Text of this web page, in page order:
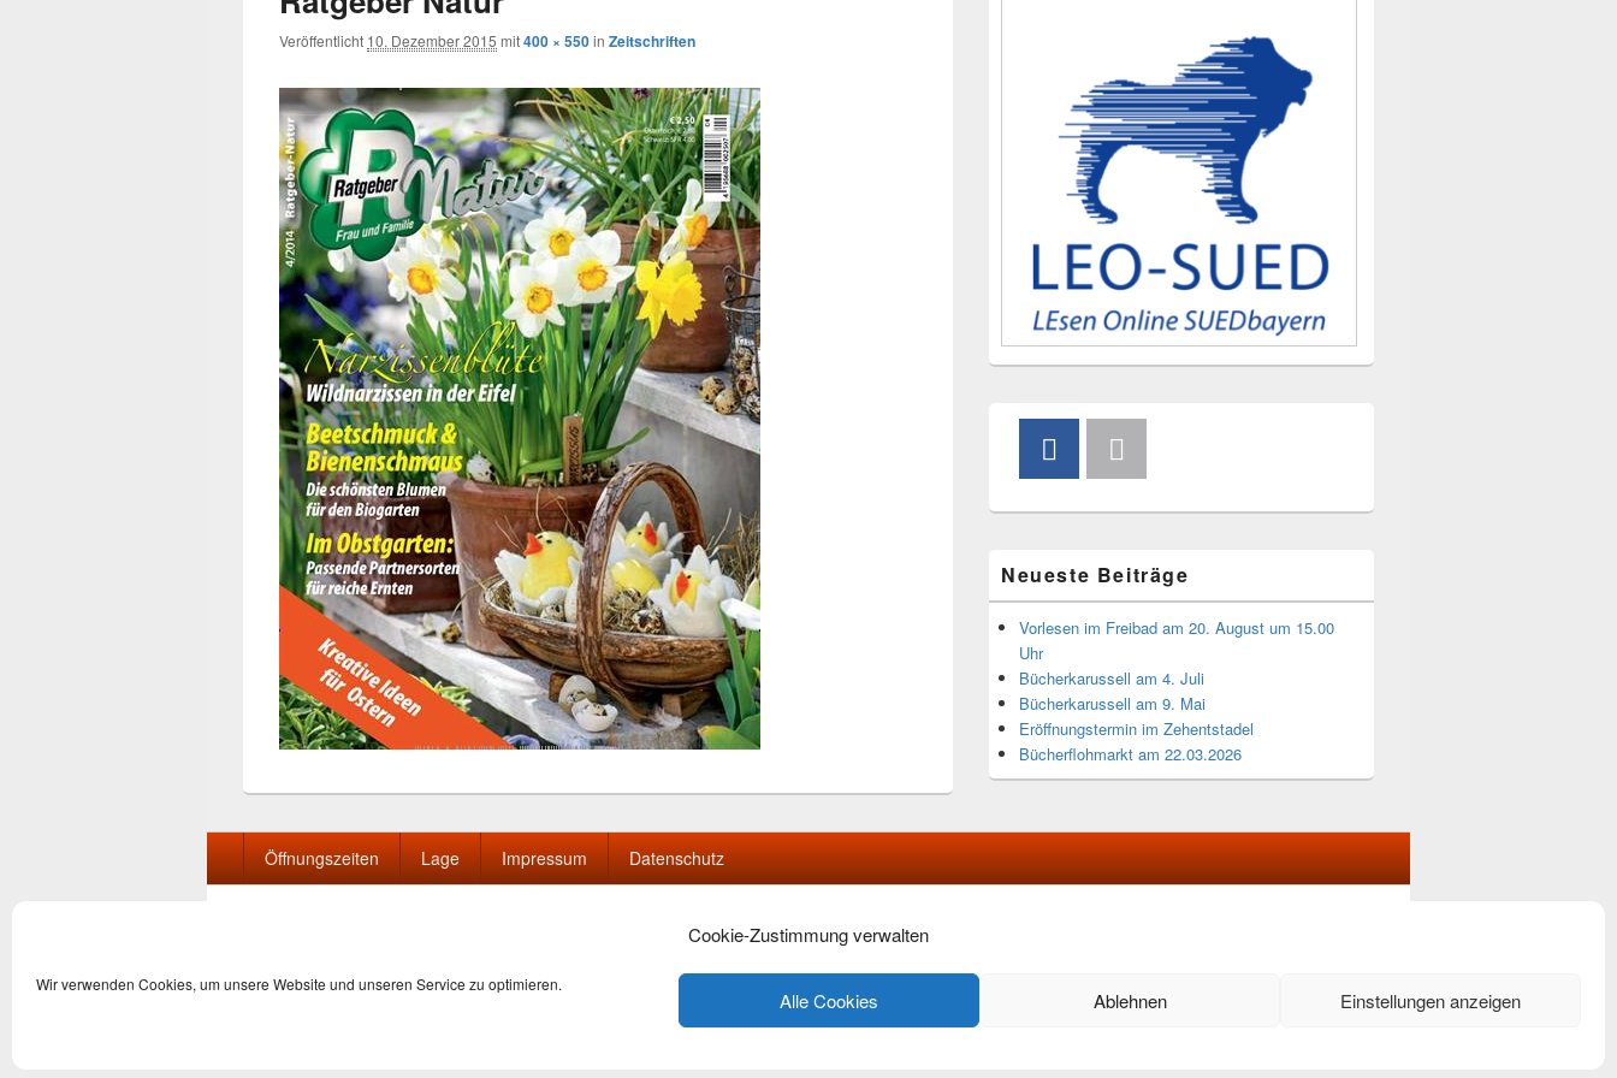
Cookie-Zustimmung verwalten
Wir verwenden Cookies, um unsere Website und unseren Service zu optimieren.
Alle Cookies Ablehnen Einstellungen anzeigen
Veröffentlicht 10. Dezember 2015 mit400 × 550in Zeitschriften
Neueste Beiträge
Vorlesen im Freibad am 20. August um 15.00
Uhr
Bücherkarussell am 4. Juli
Bücherkarussell am 9. Mai
Eröffnungstermin im Zehentstadel
Bücherflohmarkt am 22.03.2026
Seitenfuß-
Menü Öffnungszeiten Lage Impressum Datenschutz
Copyright © 2026Gemeindebücherei Haag i. OB Theme: Catch Box by Catch Themes